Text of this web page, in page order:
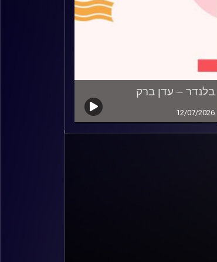
בלנדר – עדן ברק
12/07/2026